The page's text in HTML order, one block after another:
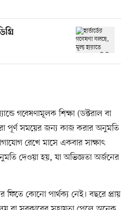
গবেষণামূলক শিক্ষা (ডক্টরাল বা
পূর্ণ সময়ের জন্য কাজ করার অনুমতি
রেখে মাসে একবার সাক্ষাৎ
দেওয়া হয়, যা অভিজ্ঞতা অর্জনের
ফিতে কোনো পার্থক্য নেই। বছরে প্রায়